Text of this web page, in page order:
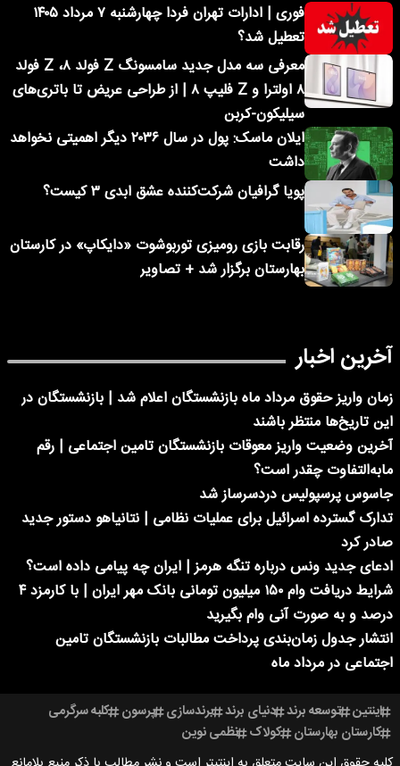
فوری | ادارات تهران فردا چهارشنبه ۷ مرداد ۱۴۰۵
تعطیل شد؟
معرفی سه مدل جدید سامسونگ Z فولد ۸، Z فولد
۸ اولترا و Z فلیپ ۸ | از طراحی عریض تا باتری‌های
سیلیکون-کربن
ایلان ماسک: پول در سال ۲۰۳۶ دیگر اهمیتی نخواهد
داشت
پویا گرافیان شرکت‌کننده عشق ابدی ۳ کیست؟
رقابت بازی رومیزی توربوشوت «دایکاپ» در کارستان
بهارستان برگزار شد + تصاویر
آخرین اخبار
زمان واریز حقوق مرداد ماه بازنشستگان اعلام شد | بازنشستگان در
این تاریخ‌ها منتظر باشند
آخرین وضعیت واریز معوقات بازنشستگان تامین اجتماعی | رقم
مابه‌التفاوت چقدر است؟
جاسوس پرسپولیس دردسرساز شد
تدارک گسترده اسرائیل برای عملیات نظامی | نتانیاهو دستور جدید
صادر کرد
ادعای جدید ونس درباره تنگه هرمز | ایران چه پیامی داده است؟
شرایط دریافت وام ۱۵۰ میلیون تومانی بانک مهر ایران | با کارمزد ۴
درصد و به صورت آنی وام بگیرید
انتشار جدول زمان‌بندی پرداخت مطالبات بازنشستگان تامین
اجتماعی در مرداد ماه
اینتین توسعه برند دنیای برند برندسازی پرسون کلبه سرگرمی
کارستان بهارستان کولاک نظمی نوین